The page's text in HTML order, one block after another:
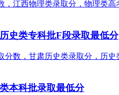
史类专科批F段录取最低分
本科批录取最低分